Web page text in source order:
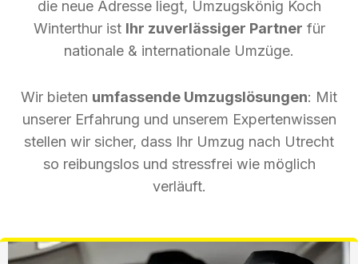
die neue Adresse liegt, Umzugskönig Koch
Winterthur ist Ihr zuverlässiger Partner für
nationale & internationale Umzüge.
Wir bieten umfassende Umzugslösungen: Mit
unserer Erfahrung und unserem Expertenwissen
stellen wir sicher, dass Ihr Umzug nach Utrecht
so reibungslos und stressfrei wie möglich
verläuft.